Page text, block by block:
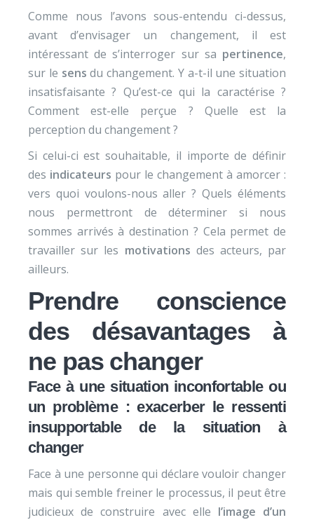
Comme nous l’avons sous-entendu ci-dessus,
avant d’envisager un changement, il est
intéressant de s’interroger sur sa pertinence,
sur le sens du changement. Y a-t-il une situation
insatisfaisante ? Qu’est-ce qui la caractérise ?
Comment est-elle perçue ? Quelle est la
perception du changement ?
Si celui-ci est souhaitable, il importe de définir
des indicateurs pour le changement à amorcer :
vers quoi voulons-nous aller ? Quels éléments
nous permettront de déterminer si nous
sommes arrivés à destination ? Cela permet de
travailler sur les motivations des acteurs, par
ailleurs.
Prendre conscience
des désavantages à
ne pas changer
Face à une situation inconfortable ou
un problème : exacerber le ressenti
insupportable de la situation à
changer
Face à une personne qui déclare vouloir changer
mais qui semble freiner le processus, il peut être
judicieux de construire avec elle l’image d’un